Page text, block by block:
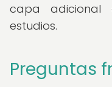
capa adicional
estudios.
Preguntas